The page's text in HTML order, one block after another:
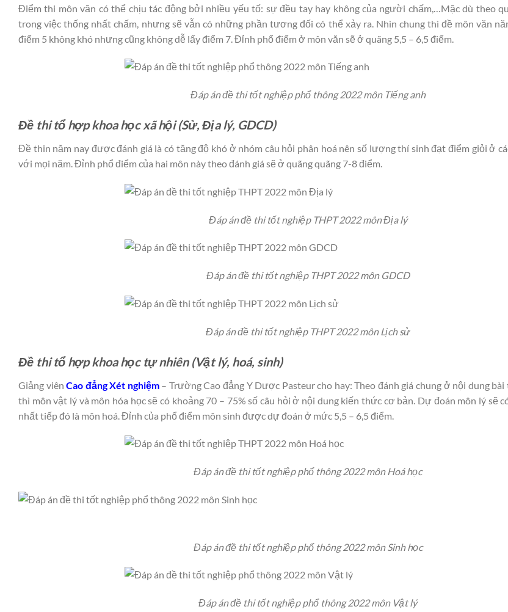
Điểm thi môn văn có thể chịu tác động bởi nhiều yếu tố: sự đều tay hay không của người chấm,…Mặc dù theo
trong việc thống nhất chấm, nhưng sẽ vẫn có những phần tương đối có thể xảy ra. Nhìn chung thì đề môn văn
điểm 5 không khó nhưng cũng không dễ lấy điểm 7. Đỉnh phổ điểm ở môn văn sẽ ở quãng 5,5 – 6,5 điểm.
Đáp án đề thi tốt nghiệp phổ thông 2022 môn Tiếng anh
Đề thi tổ hợp khoa học xã hội (Sử, Địa lý, GDCD)
Đề thin năm nay được đánh giá là có tăng độ khó ở nhóm câu hỏi phân hoá nên số lượng thí sinh đạt điểm giỏi ở
với mọi năm. Đỉnh phổ điểm của hai môn này theo đánh giá sẽ ở quãng quãng 7-8 điểm.
Đáp án đề thi tốt nghiệp THPT 2022 môn Địa lý
Đáp án đề thi tốt nghiệp THPT 2022 môn GDCD
Đáp án đề thi tốt nghiệp THPT 2022 môn Lịch sử
Đề thi tổ hợp khoa học tự nhiên (Vật lý, hoá, sinh)
Giảng viênCao đẳng Xét nghiệm– Trường Cao đẳng Y Dược Pasteur cho hay: Theo đánh giá chung ở nội dung
thì môn vật lý và môn hóa học sẽ có khoảng 70 – 75% số câu hỏi ở nội dung kiến thức cơ bản. Dự đoán môn lý sẽ
nhất tiếp đó là môn hoá. Đỉnh của phổ điểm môn sinh được dự đoán ở mức 5,5 – 6,5 điểm.
Đáp án đề thi tốt nghiệp phổ thông 2022 môn Hoá học
Đáp án đề thi tốt nghiệp phổ thông 2022 môn Sinh học
Đáp án đề thi tốt nghiệp phổ thông 2022 môn Vật lý